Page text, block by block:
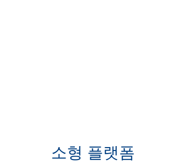
소형 플랫폼